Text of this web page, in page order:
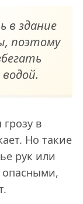
в здание
поэтому
в
Но такие
рук или
опасными,